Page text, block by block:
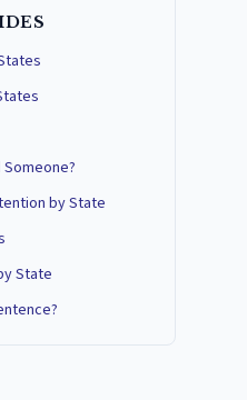
by State
State